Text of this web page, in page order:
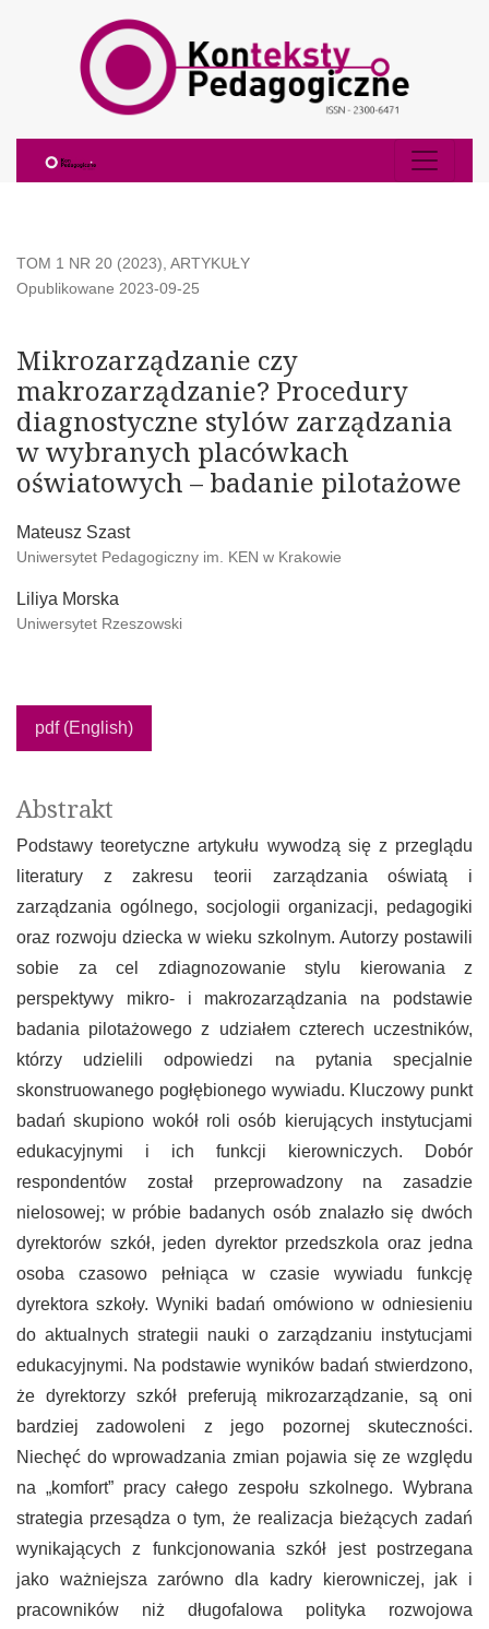
TOM 1 NR 20 (2023) ARTYKUŁY
Mikrozarządzanie czy
makrozarządzanie? Procedury
diagnostyczne stylów zarządzania
w wybranych placówkach
oświatowych – badanie pilotażowe
Opublikowane 2023-09-25
Mateusz Szast
Uniwersytet Pedagogiczny im. KEN w Krakowie
Liliya Morska
Uniwersytet Rzeszowski
pdf (English)
Abstrakt
Podstawy teoretyczne artykułu wywodzą się z przeglądu
literatury z zakresu teorii zarządzania oświatą i
zarządzania ogólnego, socjologii organizacji, pedagogiki
oraz rozwoju dziecka w wieku szkolnym. Autorzy postawili
sobie za cel zdiagnozowanie stylu kierowania z
perspektywy mikro- i makrozarządzania na podstawie
badania pilotażowego z udziałem czterech uczestników,
którzy udzielili odpowiedzi na pytania specjalnie
skonstruowanego pogłębionego wywiadu. Kluczowy punkt
badań skupiono wokół roli osób kierujących instytucjami
edukacyjnymi i ich funkcji kierowniczych. Dobór
respondentów został przeprowadzony na zasadzie
nielosowej; w próbie badanych osób znalazło się dwóch
dyrektorów szkół, jeden dyrektor przedszkola oraz jedna
osoba czasowo pełniąca w czasie wywiadu funkcję
dyrektora szkoły. Wyniki badań omówiono w odniesieniu
do aktualnych strategii nauki o zarządzaniu instytucjami
edukacyjnymi. Na podstawie wyników badań stwierdzono,
że dyrektorzy szkół preferują mikrozarządzanie, są oni
bardziej zadowoleni z jego pozornej skuteczności.
Niechęć do wprowadzania zmian pojawia się ze względu
na „komfort” pracy całego zespołu szkolnego. Wybrana
strategia przesądza o tym, że realizacja bieżących zadań
wynikających z funkcjonowania szkół jest postrzegana
jako ważniejsza zarówno dla kadry kierowniczej, jak i
pracowników niż długofalowa polityka rozwojowa